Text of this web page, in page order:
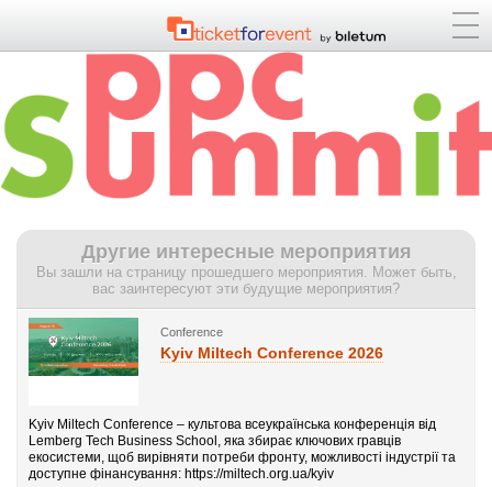
Другие интересные мероприятия
Вы зашли на страницу прошедшего мероприятия. Может быть,
вас заинтересуют эти будущие мероприятия?
Conference
Kyiv Miltech Conference 2026
Kyiv Miltech Conference – культова всеукраїнська конференція від
Lemberg Tech Business School, яка збирає ключових гравців
екосистеми, щоб вирівняти потреби фронту, можливості індустрії та
доступне фінансування: https://miltech.org.ua/kyiv